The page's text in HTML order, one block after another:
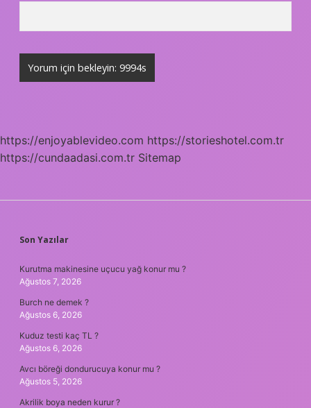
https://enjoyablevideo.com https://storieshotel.com.tr
https://cundaadasi.com.tr Sitemap
SIDEBAR
Son Yazılar
Kurutma makinesine uçucu yağ konur mu ?
Ağustos 7, 2026
Burch ne demek ?
Ağustos 6, 2026
Kuduz testi kaç TL ?
Ağustos 6, 2026
Avcı böreği dondurucuya konur mu ?
Ağustos 5, 2026
Akrilik boya neden kurur ?